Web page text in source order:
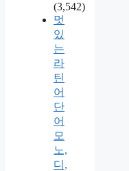
(3,542)
멋
있
는
라
틴
어
단
어
모
노,
디,